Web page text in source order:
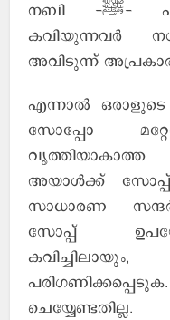
നബി -ﷺ- പറഞ്ഞിരിക്കുന്നു: “അതിരു
കവിയുന്നവര്‍
അവിടുന്ന്
എന്നാല്‍
സോപ്പോ മറ്റോ
അയാള്‍ക്ക്
സാധാരണ
സോപ്പ്
ചെയ്യേണ്ടതില്ല.